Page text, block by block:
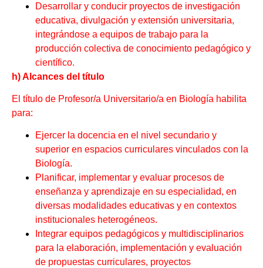
Desarrollar y conducir proyectos de investigación
educativa, divulgación y extensión universitaria,
integrándose a equipos de trabajo para la
producción colectiva de conocimiento pedagógico y
científico.
h) Alcances del título
El título de Profesor/a Universitario/a en Biología habilita
para:
Ejercer la docencia en el nivel secundario y
superior en espacios curriculares vinculados con la
Biología.
Planificar, implementar y evaluar procesos de
enseñanza y aprendizaje en su especialidad, en
diversas modalidades educativas y en contextos
institucionales heterogéneos.
Integrar equipos pedagógicos y multidisciplinarios
para la elaboración, implementación y evaluación
de propuestas curriculares, proyectos